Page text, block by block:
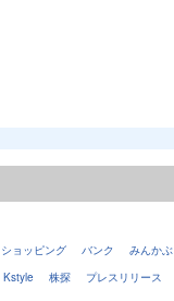
ショッピング バンク みんかぶ
Kstyle
株探 プレスリリース